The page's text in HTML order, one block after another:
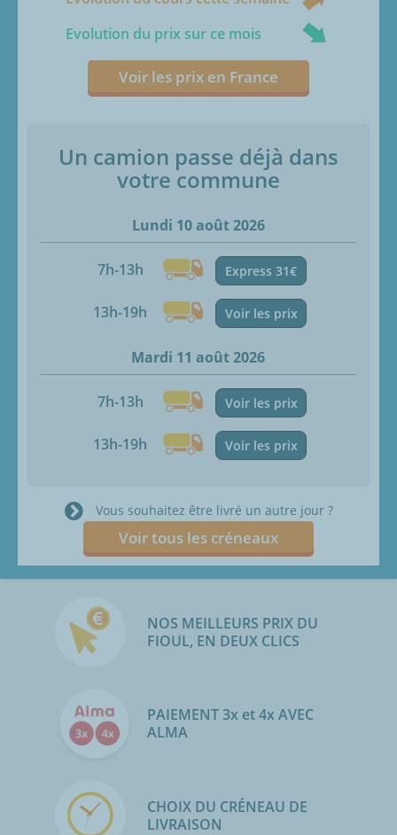
Evolution du prix sur ce mois
Voir les prix en France
Un camion passe déjà dans
votre commune
Lundi 10 août 2026
7h-13h Express 31€
13h-19h Voir les prix
Mardi 11 août 2026
7h-13h Voir les prix
13h-19h Voir les prix
Vous souhaitez être livré un autre jour ?
Voir tous les créneaux
NOS MEILLEURS PRIX DU
FIOUL, EN DEUX CLICS
PAIEMENT 3x et 4x AVEC
ALMA
CHOIX DU CRÉNEAU DE
LIVRAISON